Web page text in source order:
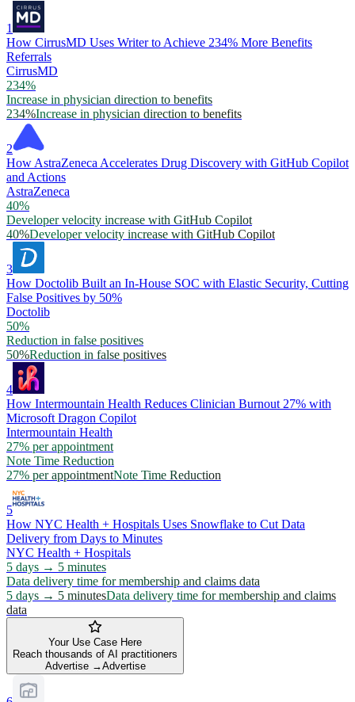
1
How CirrusMD Uses Writer to Achieve 234% More Benefits
Referrals
CirrusMD
234%
Increase in physician direction to benefits
234%Increase in physician direction to benefits
2
How AstraZeneca Accelerates Drug Discovery with GitHub Copilot
and Actions
AstraZeneca
40%
Developer velocity increase with GitHub Copilot
40%Developer velocity increase with GitHub Copilot
3
How Doctolib Built an In-House SOC with Elastic Security, Cutting
False Positives by 50%
Doctolib
50%
Reduction in false positives
50%Reduction in false positives
4
How Intermountain Health Reduces Clinician Burnout 27% with
Microsoft Dragon Copilot
Intermountain Health
27% per appointment
Note Time Reduction
27% per appointmentNote Time Reduction
5
How NYC Health + Hospitals Uses Snowflake to Cut Data
Delivery from Days to Minutes
NYC Health + Hospitals
5 days → 5 minutes
Data delivery time for membership and claims data
5 days → 5 minutesData delivery time for membership and claims
data
Your Use Case Here
Reach thousands of AI practitioners
Advertise →Advertise